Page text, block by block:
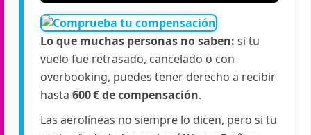
Lo que muchas personas no saben: si tu
vuelo fue retrasado, cancelado o con
overbooking, puedes tener derecho a recibir
hasta600 € de compensación.
Las aerolíneas no siempre lo dicen, pero si tu